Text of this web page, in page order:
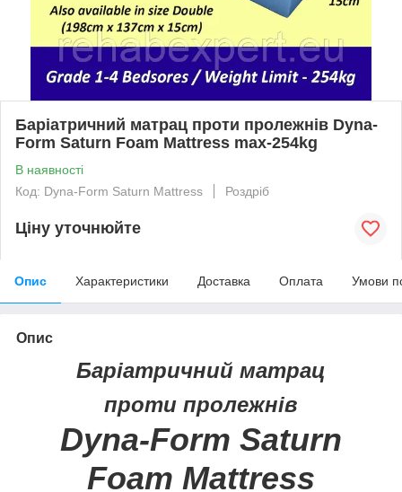
Баріатричний матрац проти пролежнів Dyna-
Form Saturn Foam Mattress max-254kg
В наявності
Код: Dyna-Form Saturn Mattress
Роздріб
Ціну уточнюйте
Опис Характеристики Доставка Оплата Умови
Опис
Баріатричний матрац
проти пролежнів
Dyna-Form Saturn
Foam Mattress